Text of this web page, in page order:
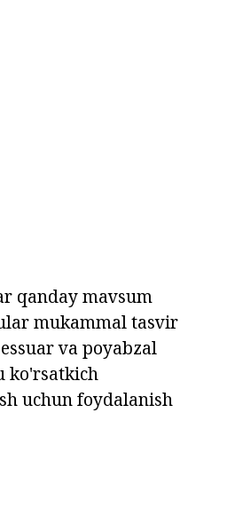
qanday mavsum
mukammal tasvir
va poyabzal
ko'rsatkich
uchun foydalanish